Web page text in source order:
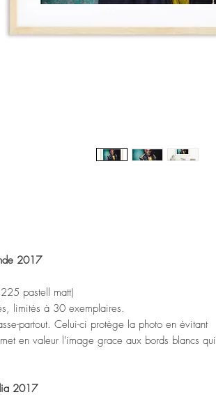
2017
pastell matt)
limités à 30 exemplaires.
partout. Celui-ci protège la photo en évitant
en valeur l'image grace aux bords blancs qui
2017